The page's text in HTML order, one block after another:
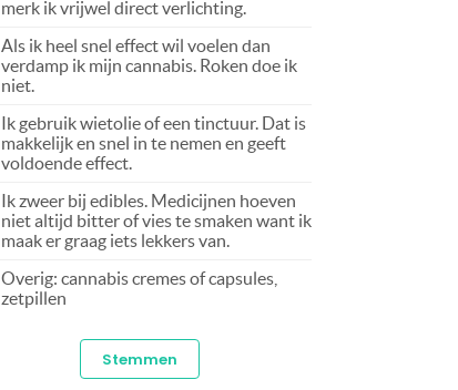
merk ik vrijwel direct verlichting.
Als ik heel snel effect wil voelen dan
verdamp ik mijn cannabis. Roken doe ik
niet.
Ik gebruik wietolie of een tinctuur. Dat is
makkelijk en snel in te nemen en geeft
voldoende effect.
Ik zweer bij edibles. Medicijnen hoeven
niet altijd bitter of vies te smaken want ik
maak er graag iets lekkers van.
Overig: cannabis cremes of capsules,
zetpillen